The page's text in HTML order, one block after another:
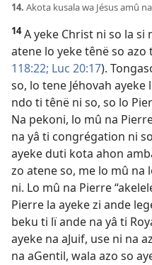
14. Akota kusala wa Jésus amû
14A yeke Christ ni so la
atene lo yeke tênë so azo
118:22; Luc 20:17).
so, lo tene Jéhovah
ndo ti tênë ni so, so lo
Na pekoni, lo mû na
na yâ ti congrégation ni
ayeke duti kota ahon
zo atene so, me lo mû na
ni. Lo mû na Pierre
Pierre la ayeke zi ande
beku ti lï ande na yâ ti
ayeke na aJuif, use ni na
na aGentil, wala azo so